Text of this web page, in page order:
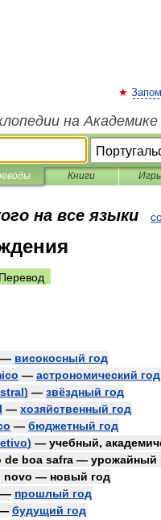
на Академике
Книги
на все языки
Перевод
— високосный год
— астрономический год
) — звёздный год
— хозяйственный год
— бюджетный год
) — учебный,
de boa safra — урожайный
novo — новый год
— прошлый год
будущий год